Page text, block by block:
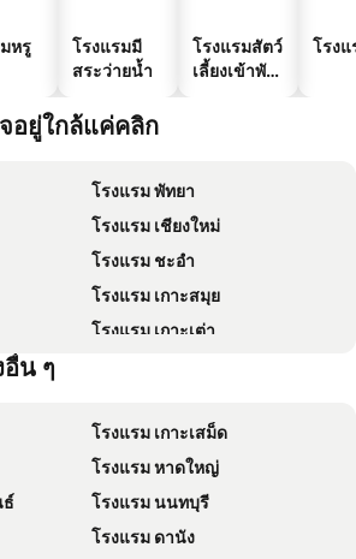
หรู
โรงแรมมี
สระว่ายน้ำ
โรงแรมสัตว์
เลี้ยงเข้าพัก
โรง
อยู่ใกล้แค่คลิก
โรงแรม พัทยา
โรงแรม เชียงใหม่
โรงแรม ชะอำ
โรงแรม เกาะสมุย
โรงแรม เกาะเต่า
น ๆ
โรงแรม เกาะเสม็ด
โรงแรม หาดใหญ่
ธ์
โรงแรม นนทบุรี
โรงแรม ดานัง